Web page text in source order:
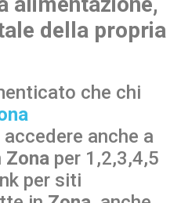
della propria
che chi
accedere anche a
Zona per 1,2,3,4,5
per siti